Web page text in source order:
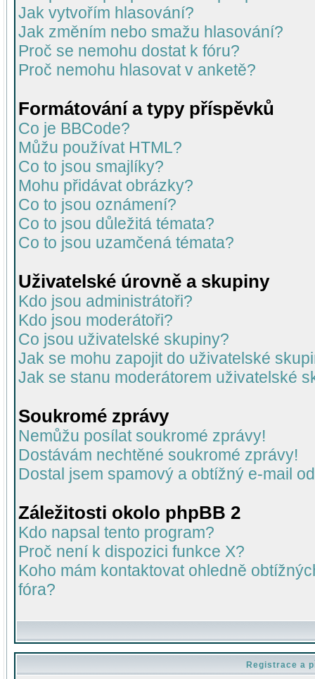
Jak vytvořím hlasování?
Jak změním nebo smažu hlasování?
Proč se nemohu dostat k fóru?
Proč nemohu hlasovat v anketě?
Formátování a typy příspěvků
Co je BBCode?
Můžu používat HTML?
Co to jsou smajlíky?
Mohu přidávat obrázky?
Co to jsou oznámení?
Co to jsou důležitá témata?
Co to jsou uzamčená témata?
Uživatelské úrovně a skupiny
Kdo jsou administrátoři?
Kdo jsou moderátoři?
Co jsou uživatelské skupiny?
Jak se mohu zapojit do uživatelské
Jak se stanu moderátorem uživatelské
Soukromé zprávy
Nemůžu posílat soukromé zprávy!
Dostávám nechtěné soukromé zprávy!
Dostal jsem spamový a obtížný e-mail
Záležitosti okolo phpBB 2
Kdo napsal tento program?
Proč není k dispozici funkce X?
Koho mám kontaktovat ohledně
fóra?
Registrace a